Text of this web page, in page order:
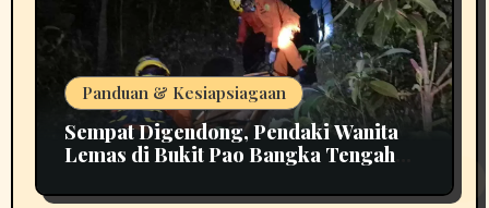
Panduan & Kesiapsiagaan
Sempat Digendong, Pendaki Wanita
Lemas di Bukit Pao Bangka Tengah